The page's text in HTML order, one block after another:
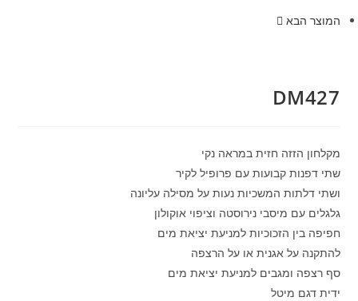
המוצר הבא
DM427
מקלחון הזזה חזית במראה נקי
שתי דפנות קבועות עם פרופיל לקיר
ושתי דלתות המשכיות נעות על מסילה עליונה
גלגלים עם מיסבי נירוסטה וציפוי אוקולון
חפיפה בין הזכוכיות למניעת יציאת מים
להתקנה על אגנית או על הרצפה
סף רצפה ומגבים למניעת יציאת מים
ידית דגם מיטל